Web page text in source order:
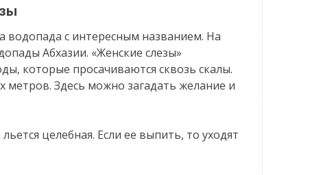
водопада с интересным названием. На
Абхазии. «Женские слезы»
которые просачиваются сквозь скалы.
метров. Здесь можно загадать желание и
целебная. Если ее выпить, то уходят